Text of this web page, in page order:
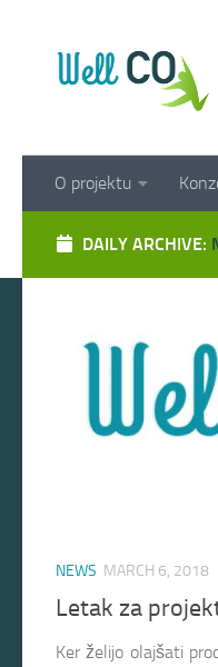
O projektu
DAILY ARCHIVE:
NEWS MARCH 6, 2018
Letak za
Ker želijo olajšati